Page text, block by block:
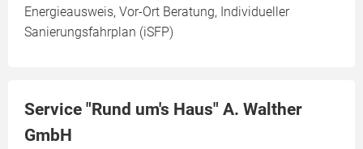
Energieausweis, Vor-Ort Beratung, Individueller
Sanierungsfahrplan (iSFP)
Service "Rund um's Haus" A. Walther
GmbH